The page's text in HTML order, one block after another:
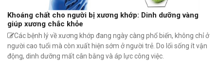
Khoáng chất cho người bị xương khớp: Dinh dưỡng vàng
giúp xương chắc khỏe
Các bệnh lý về xương khớp đang ngày càng phổ biến, không chỉ ở
người cao tuổi mà còn xuất hiện sớm ở người trẻ. Do lối sống ít vận
động, dinh dưỡng mất cân bằng và áp lực công việc.